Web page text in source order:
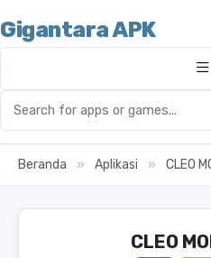
Gigantara APK
Beranda » Aplikasi » CLEO
CLEO